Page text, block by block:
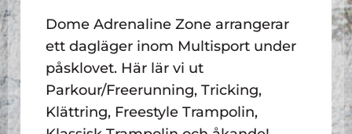
Dome Adrenaline Zone arrangerar
ett dagläger inom Multisport under
påsklovet. Här lär vi ut
Parkour/Freerunning, Tricking,
Klättring, Freestyle Trampolin,